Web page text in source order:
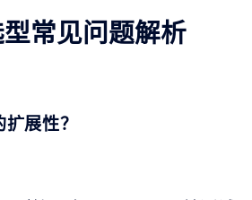
常见问题解析
展性？